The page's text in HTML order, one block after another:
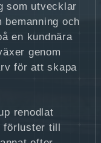
som utvecklar
och
en kundnära
genom
för att skapa
renodlat
till